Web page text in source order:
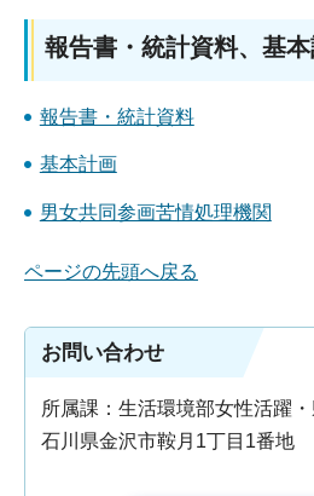
報告書・統計資料、基
報告書・統計資料
基本計画
男女共同参画苦情処理機関
ページの先頭へ戻る
お問い合わせ
所属課：生活環境部女性活躍
石川県金沢市鞍月1丁目1番地